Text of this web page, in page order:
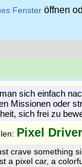
Fenster öffnen
sich einfach
Missionen oder
sich frei zu
Pixel Driver
crave something
a pixel car, a